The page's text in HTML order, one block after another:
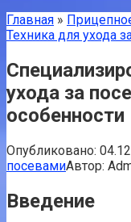
Главная »
Техника для ухода
ухода за
особенности
Опубликовано:
посевамиАвтор:
Введение